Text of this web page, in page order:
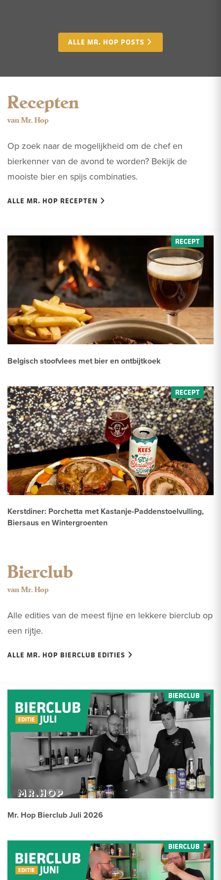
ALLE MR. HOP POSTS
Recepten
van Mr. Hop
Op zoek naar de mogelijkheid om de chef en
bierkenner van de avond te worden? Bekijk de
mooiste bier en spijs combinaties.
ALLE MR. HOP RECEPTEN
Belgisch stoofvlees met bier en ontbijtkoek
Kerstdiner: Porchetta met Kastanje-Paddenstoelvulling,
Biersaus en Wintergroenten
Bierclub
van Mr. Hop
Alle edities van de meest fijne en lekkere bierclub op
een rijtje.
ALLE MR. HOP BIERCLUB EDITIES
Mr. Hop Bierclub Juli 2026